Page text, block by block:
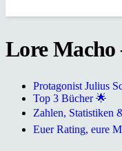
Lore Macho
Protagonist Julius
Top 3 Bücher 🌟
Zahlen, Statistiken
Euer Rating, eure